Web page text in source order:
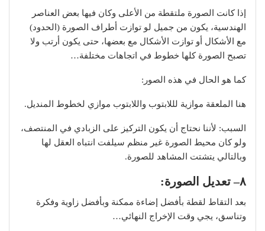
إذا كانت الصورة ملتقطة من الأعلى وكان فيها بعض العناصر
الهندسية، يكون من جميل لو توازت أطراف الصورة (الحدود)
مع الأشكال أو توازت الأشكال مع بعضها، حتى يكون أرتب ولا
تصبح الصورة كلها خطوط في اتجاهات مختلفة…
كما هو الحال في هذه الصور:
هنا الملعقة موازية لللابتوب واللابتوب موازي لخطوط المنديل.
السبب: لأننا نحتاج أن يكون التركيز على الزبادي في المنتصف،
ولو كان محيط الصورة غير منظم سيلفت انتباه العقل لها
وبالتالي يتشتت المشاهد للصورة.
٨– تعديل الصورة:
بعد التقاط لقطة بأفضل إضاءة ممكنة وبأفضل زاوية وفكرة
وتناسق، يجي وقت الإخراج النهائي…